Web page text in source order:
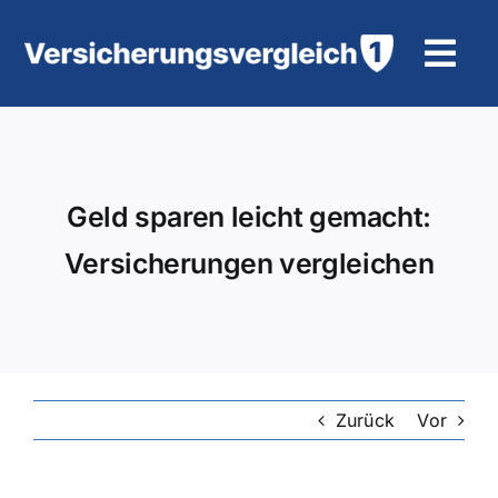
Inhalt
Motorradversicherung
Geld sparen leicht gemacht:
Versicherungen vergleichen
Zurück Vor